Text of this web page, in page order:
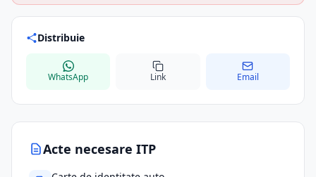
Acte necesare ITP
Distribuie
WhatsApp Link Email